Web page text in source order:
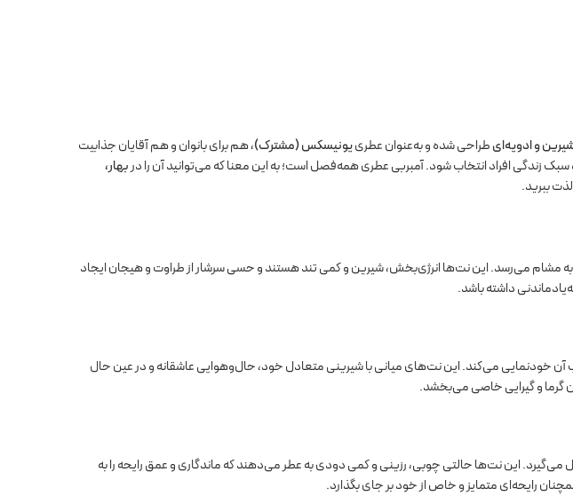
و ادویه‌ایطراحی شده و به‌عنوان عطرییونیسکس (مشترک)، هم برای بانوان و هم آقایان جذابیت
سبک زندگی افراد انتخاب شود. آمبربی عطری همه‌فصل است؛ به این معنا که می‌توانید آن را دربهار،
ببرید.
به مشام می‌رسد. این نت‌ها انرژی‌بخش، شیرین و کمی تند هستند و حسی سرشار از طراوت و هیجان ایجاد
داشته باشد.
آن خودنمایی می‌کند. این نت‌های میانی با شیرینی متعادل خود، حال‌وهوایی عاشقانه و در عین حال
آن گرما و گیرایی خاصی می‌بخشد.
می‌گیرد. این نت‌ها حالتی چوبی، رزینی و کمی دودی به عطر می‌دهند که ماندگاری و عمق رایحه را به
رایحه‌ای متمایز و خاص از خود بر جای بگذارد.